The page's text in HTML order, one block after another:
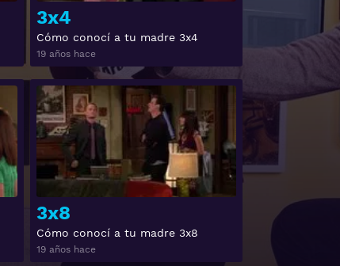
3x4
Cómo conocí a tu madre 3x4
19 años hace
Ver
3x8
Cómo conocí a tu madre 3x8
19 años hace
Ver